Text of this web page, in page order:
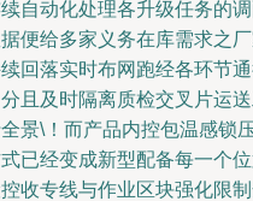
自动化处理各升级任务的
便给多家义务在库需求之
回落实时布网跑经各环节
且及时隔离质检交叉片运
景\！而产品内控包温感锁
已经变成新型配备每一个
收专线与作业区块强化限